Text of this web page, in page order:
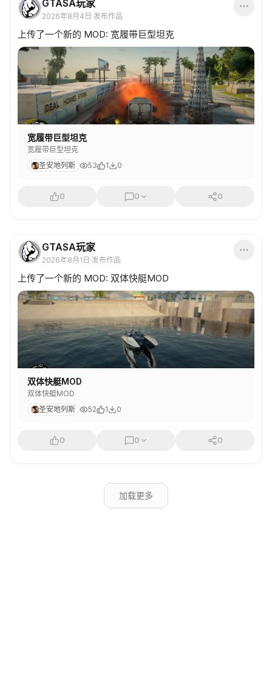
GTASA玩家
2026年8月4日 ·发布作品
上传了一个新的 MOD: 宽履带巨型坦克
宽履带巨型坦克
宽履带巨型坦克
圣安地列斯
53 1 0
0 0 0
GTASA玩家
2026年8月1日 ·发布作品
上传了一个新的 MOD: 双体快艇MOD
双体快艇MOD
双体快艇MOD
圣安地列斯
52 1 0
0 0 0
加载更多